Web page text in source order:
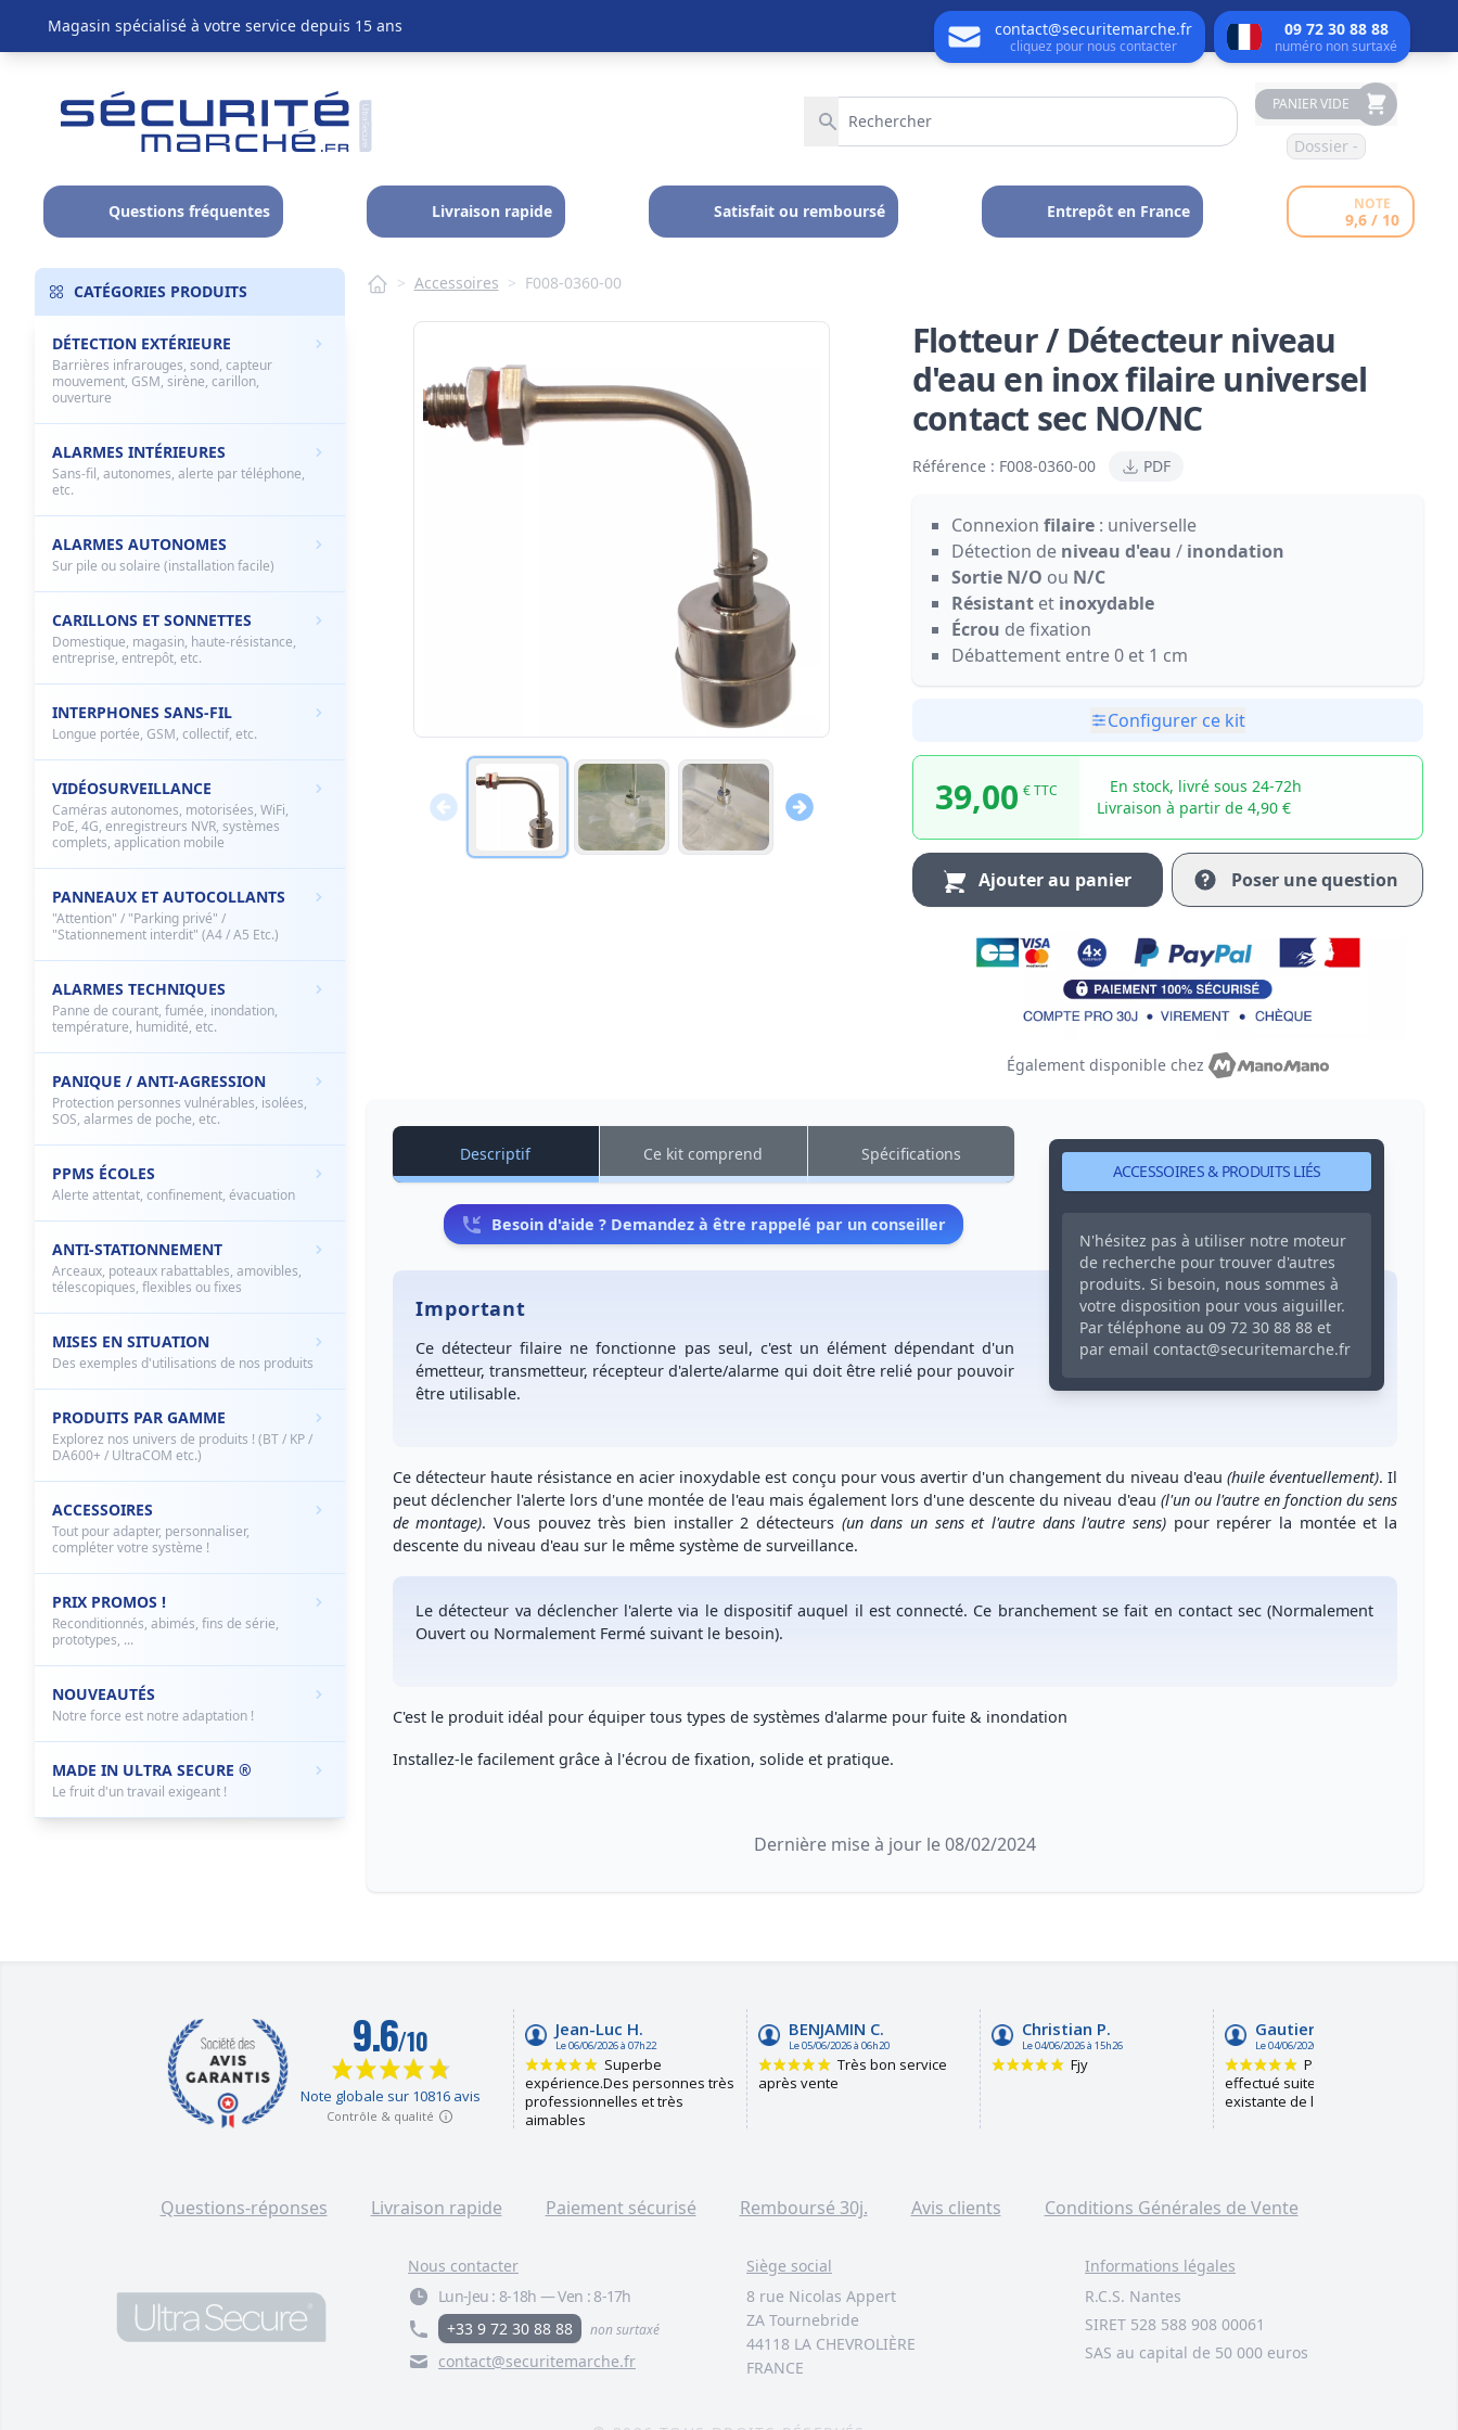
Magasin spécialisé à votre service depuis 15 ans contact@securitemarche.fr
cliquez pour nous contacter
09 72 30 88 88
numéro non surtaxé
PANIER VIDE
Dossier -
Questions fréquentes Livraison rapide Satisfait ou remboursé Entrepôt en France NOTE
9,6 / 10
CATÉGORIES PRODUITS
DÉTECTION EXTÉRIEURE
Barrières infrarouges, sond, capteur
mouvement, GSM, sirène, carillon,
ouverture
ALARMES INTÉRIEURES
Sans-fil, autonomes, alerte par téléphone,
etc.
ALARMES AUTONOMES
Sur pile ou solaire (installation facile)
CARILLONS ET SONNETTES
Domestique, magasin, haute-résistance,
entreprise, entrepôt, etc.
INTERPHONES SANS-FIL
Longue portée, GSM, collectif, etc.
VIDÉOSURVEILLANCE
Caméras autonomes, motorisées, WiFi,
PoE, 4G, enregistreurs NVR, systèmes
complets, application mobile
PANNEAUX ET AUTOCOLLANTS
"Attention" / "Parking privé" /
"Stationnement interdit" (A4 / A5 Etc.)
ALARMES TECHNIQUES
Panne de courant, fumée, inondation,
température, humidité, etc.
PANIQUE / ANTI-AGRESSION
Protection personnes vulnérables, isolées,
SOS, alarmes de poche, etc.
PPMS ÉCOLES
Alerte attentat, confinement, évacuation
ANTI-STATIONNEMENT
Arceaux, poteaux rabattables, amovibles,
télescopiques, flexibles ou fixes
MISES EN SITUATION
Des exemples d'utilisations de nos produits
PRODUITS PAR GAMME
Explorez nos univers de produits ! (BT / KP /
DA600+ / UltraCOM etc.)
ACCESSOIRES
Tout pour adapter, personnaliser,
compléter votre système !
PRIX PROMOS !
Reconditionnés, abimés, fins de série,
prototypes, ...
NOUVEAUTÉS
Notre force est notre adaptation !
MADE IN ULTRA SECURE ®
Le fruit d'un travail exigeant !
> Accessoires > F008-0360-00
Flotteur / Détecteur niveau
d'eau en inox filaire universel
contact sec NO/NC
Référence : F008-0360-00 PDF
Connexion filaire: universelle
Détection de niveau d'eau / inondation
Sortie N/O ou N/C
Résistantet inoxydable
Écrou de fixation
Débattement entre 0 et 1 cm
Configurer ce kit
39,00 € TTC
En stock, livré sous 24-72h
Livraison à partir de 4,90 €
Ajouter au panier Poser une question
Également disponible chez
ACCESSOIRES & PRODUITS LIÉS
N'hésitez pas à utiliser notre moteur
de recherche pour trouver d'autres
produits. Si besoin, nous sommes à
votre disposition pour vous aiguiller.
Par téléphone au09 72 30 88 88 et
par emailcontact@securitemarche.fr
Descriptif Ce kit comprend Spécifications
Besoin d'aide ? Demandez à être rappelé par un conseiller
Important
Ce détecteur filaire ne fonctionne pas seul, c'est un élément dépendant d'un
émetteur, transmetteur, récepteur d'alerte/alarme qui doit être relié pour pouvoir
être utilisable.
Ce détecteur haute résistance en acier inoxydable est conçu pour vous avertir d'un changement du niveau d'eau (huile éventuellement). Il
peut déclencher l'alerte lors d'une montée de l'eau mais également lors d'unedescente du niveau d'eau (l'un ou l'autre en fonction du sens
de montage). Vous pouvez très bien installer 2 détecteurs (un dans un sens et l'autre dans l'autre sens) pour repérer la montée et la
descente du niveau d'eau sur le même système de surveillance.
Ledétecteur va déclencher l'alerte via le dispositifauquel il estconnecté. Ce branchement se fait en contact sec (Normalement
Ouvert ou Normalement Fermé suivant le besoin).
C'est le produit idéal pour équiper tous types de systèmes d'alarme pour fuite & inondation
Installez-le facilement grâce à l'écrou de fixation, solide et pratique.
Dernière mise à jour le 08/02/2024
Questions-réponses Livraison rapide Paiement sécurisé Remboursé 30j. Avis clients Conditions Générales de Vente
Nous contacter
Lun-Jeu : 8-18h —Ven : 8-17h
+33 9 72 30 88 88
non surtaxé
contact@securitemarche.fr
Siège social
8 rue Nicolas Appert
ZA Tournebride
44118 LA CHEVROLIÈRE
FRANCE
Informations légales
R.C.S. Nantes
SIRET 528 588 908 00061
SAS au capital de 50 000 euros